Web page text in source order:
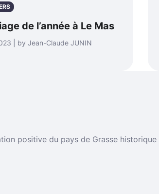
de l’année à Le Mas
| by Jean-Claude JUNIN
positive du pays de Grasse historique